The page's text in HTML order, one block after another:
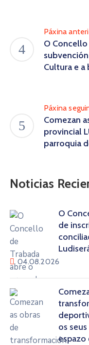
Páxina
O
Cultura e
Páxina
Comezan
provincial
parroquia
Noticias
O
de
04.08.2026
os
espazo